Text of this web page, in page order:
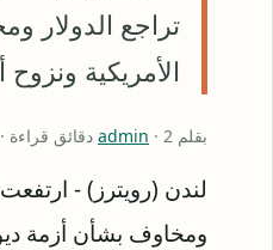
تراجع الدولار
الأمريكية
بقلم admin · 2 دقائق قراءة · نشر 2015-06-10
لندن (رويترز) -
ومخاوف بشأن أزمة